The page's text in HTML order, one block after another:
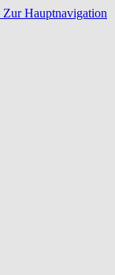
Zur Hauptnavigation